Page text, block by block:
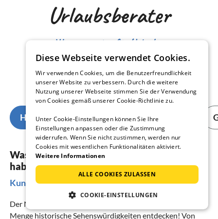
Urlaubsberater
Wissenswertes für Urlauber
Tipps von unserer Reiseexpertin
Catrin Mansel
Highlights Familienurlaub mit Kind
Was sollte man in Lutzmannsburg erlebt
haben?
Kunst und Kultur soweit das Auge reicht
Der Name
Menge historische Sehenswürdigkeiten entdecken! Von
Diese Webseite verwendet Cookies.
Wir verwenden Cookies, um die Benutzerfreundlichkeit
unserer Website zu verbessern. Durch die weitere
Nutzung unserer Webseite stimmen Sie der Verwendung
von Cookies gemäß unserer Cookie-Richtlinie zu.
Unter Cookie-Einstellungen können Sie Ihre
Einstellungen anpassen oder die Zustimmung
widerrufen. Wenn Sie nicht zustimmen, werden nur
Cookies mit wesentlichen Funktionalitäten aktiviert.
Weitere Informationen
ALLE COOKIES ZULASSEN
COOKIE-EINSTELLUNGEN